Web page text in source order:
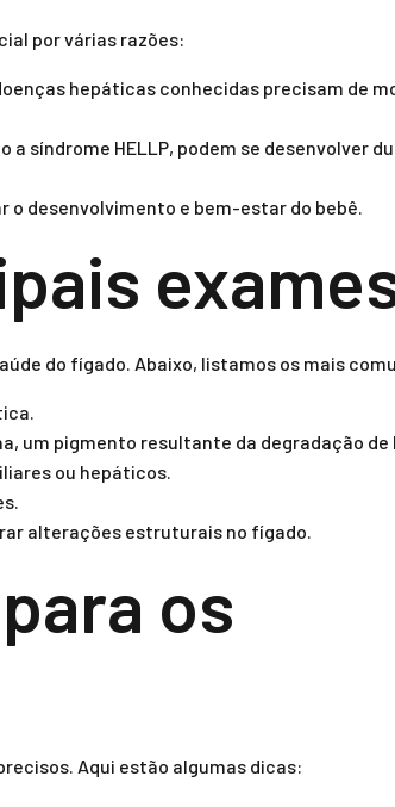
por várias razões:
hepáticas conhecidas precisam de
a síndrome HELLP, podem se desenvolver
o desenvolvimento e bem-estar do bebê.
do fígado. Abaixo, listamos os mais
um pigmento resultante da degradação de
ou hepáticos.
alterações estruturais no fígado.
os
Aqui estão algumas dicas: